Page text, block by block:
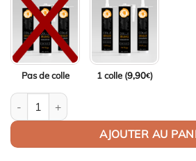
Pas de colle 1 colle (9,90€)
quantité de Aileron Col de cygne V2
AJOUTER AU